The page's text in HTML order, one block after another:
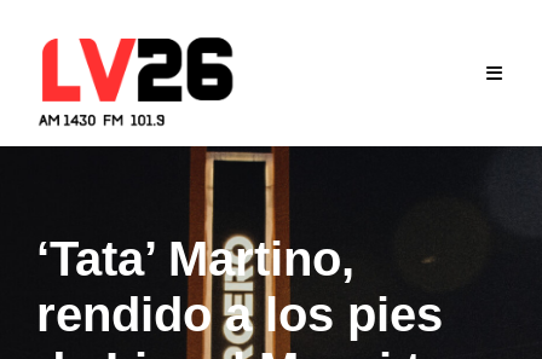
content
‘Tata’ Martino,
rendido a los pies